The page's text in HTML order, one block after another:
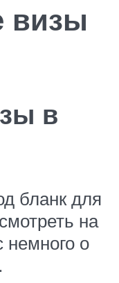
визы
в
бланк для
на
немного о